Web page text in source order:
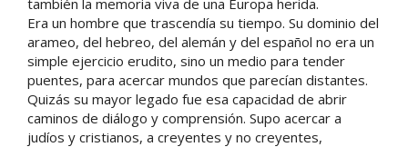
también la memoria viva de una Europa herida.
Era un hombre que trascendía su tiempo. Su dominio del
arameo, del hebreo, del alemán y del español no era un
simple ejercicio erudito, sino un medio para tender
puentes, para acercar mundos que parecían distantes.
Quizás su mayor legado fue esa capacidad de abrir
caminos de diálogo y comprensión. Supo acercar a
judíos y cristianos, a creyentes y no creyentes,